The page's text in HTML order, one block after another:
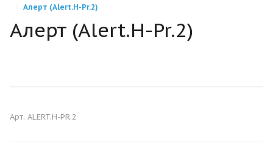
Алерт (Alert.H-Pr.2)
Алерт (Alert.H-Pr.2)
Арт. ALERT.H-PR.2